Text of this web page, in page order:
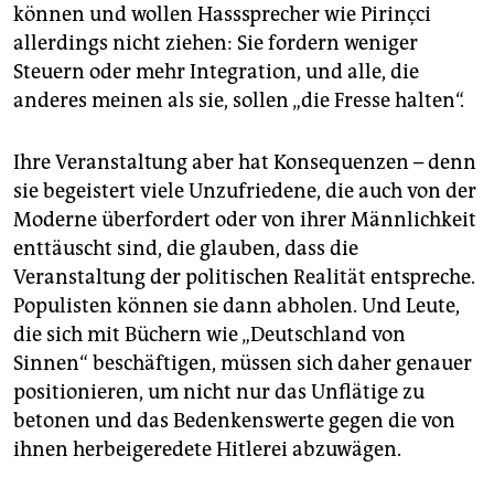
können und wollen Hasssprecher wie Pirinçci
allerdings nicht ziehen: Sie fordern weniger
Steuern oder mehr Integration, und alle, die
anderes meinen als sie, sollen „die Fresse halten“.
Ihre Veranstaltung aber hat Konsequenzen – denn
sie begeistert viele Unzufriedene, die auch von der
Moderne überfordert oder von ihrer Männlichkeit
enttäuscht sind, die glauben, dass die
Veranstaltung der politischen Realität entspreche.
Populisten können sie dann abholen. Und Leute,
die sich mit Büchern wie „Deutschland von
Sinnen“ beschäftigen, müssen sich daher genauer
positionieren, um nicht nur das Unflätige zu
betonen und das Bedenkenswerte gegen die von
ihnen herbeigeredete Hitlerei abzuwägen.